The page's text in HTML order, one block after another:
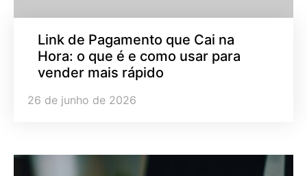
Link de Pagamento que Cai na
Hora: o que é e como usar para
vender mais rápido
26 de junho de 2026